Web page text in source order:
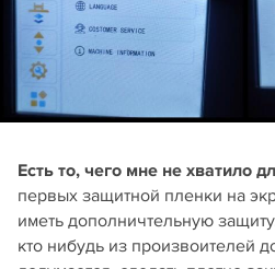
Есть то, чего мне не хватило
первых защитной пленки на
иметь дополничтельную
кто нибудь из произвоителей